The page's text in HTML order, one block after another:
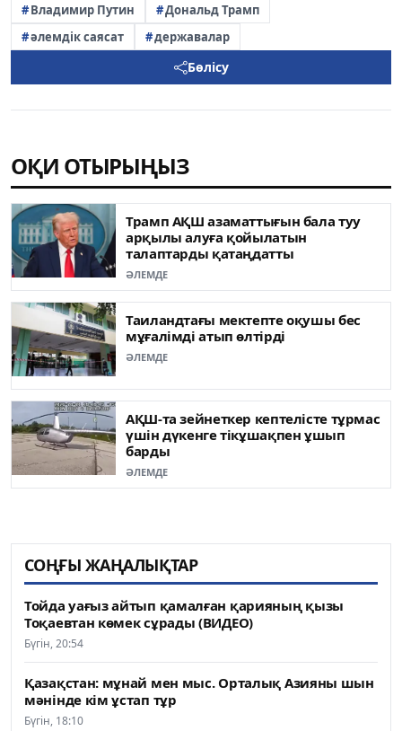
Владимир Путин
Дональд Трамп
әлемдік саясат
державалар
Бөлісу
ОҚИ ОТЫРЫҢЫЗ
Трамп АҚШ азаматтығын бала туу
арқылы алуға қойылатын
талаптарды қатаңдатты
ӘЛЕМДЕ
Таиландтағы мектепте оқушы бес
мұғалімді атып өлтірді
ӘЛЕМДЕ
АҚШ-та зейнеткер кептелісте тұрмас
үшін дүкенге тікұшақпен ұшып
барды
ӘЛЕМДЕ
СОҢҒЫ ЖАҢАЛЫҚТАР
Тойда уағыз айтып қамалған қарияның қызы
Тоқаевтан көмек сұрады (ВИДЕО)
Бүгін, 20:54
Қазақстан: мұнай мен мыс. Орталық Азияны шын
мәнінде кім ұстап тұр
Бүгін, 18:10